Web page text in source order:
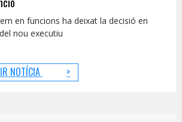
en funcions ha deixat la decisió en
nou executiu
NOTÍCIA >